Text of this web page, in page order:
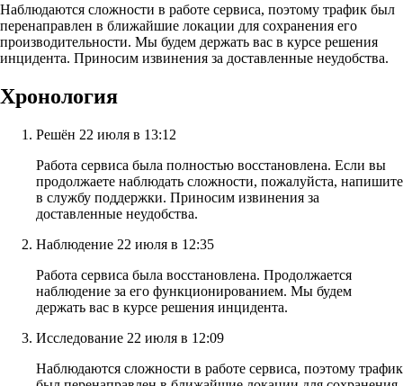
Наблюдаются сложности в работе сервиса, поэтому трафик был
перенаправлен в ближайшие локации для сохранения его
производительности. Мы будем держать вас в курсе решения
инцидента. Приносим извинения за доставленные неудобства.
Хронология
Решён 22 июля в 13:12
Работа сервиса была полностью восстановлена. Если вы
продолжаете наблюдать сложности, пожалуйста, напишите
в службу поддержки. Приносим извинения за
доставленные неудобства.
Наблюдение 22 июля в 12:35
Работа сервиса была восстановлена. Продолжается
наблюдение за его функционированием. Мы будем
держать вас в курсе решения инцидента.
Исследование 22 июля в 12:09
Наблюдаются сложности в работе сервиса, поэтому трафик